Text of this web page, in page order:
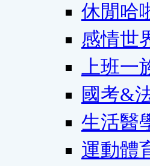
休閒哈
感情世
上班一
國考&
生活醫
運動體